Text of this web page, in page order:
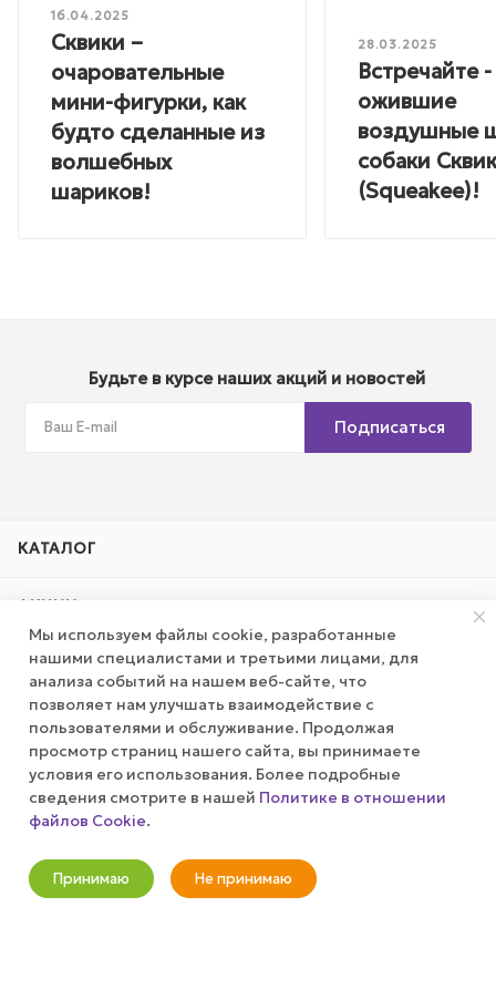
16.04.2025
Сквики –
очаровательные
мини-фигурки, как
будто сделанные из
волшебных
шариков!
28.03.2025
Встречайте -
ожившие
воздушные
собаки
(Squeakee)!
Будьте в курсе наших акций и новостей
Подписаться
КАТАЛОГ
АКЦИИ
КОМПАНИЯ
ПУБЛИЧНАЯ ОФЕРТА
КАК СДЕЛАТЬ ЗАКАЗ?
+7 (800) 100-37-51
info@wizardgum.ru
Мы используем файлы cookie, разработанные
нашими специалистами и третьими лицами, для
анализа событий на нашем веб-сайте, что
позволяет нам улучшать взаимодействие с
пользователями и обслуживание. Продолжая
просмотр страниц нашего сайта, вы принимаете
условия его использования. Более подробные
сведения смотрите в нашей Политике в отношении
файлов Cookie.
Принимаю Не принимаю